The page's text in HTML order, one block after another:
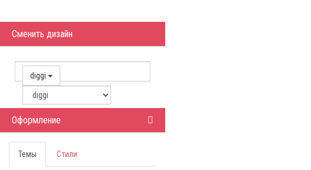
Сменить дизайн
diggi
Оформление
Темы Стили